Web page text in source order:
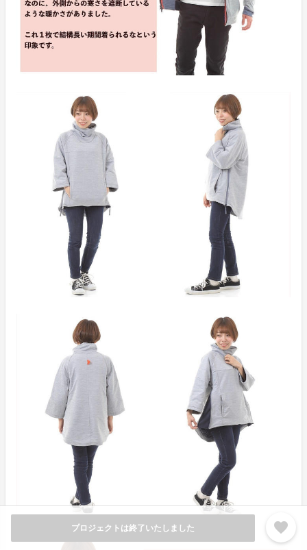
プロジェクトは終了いたしました favorite